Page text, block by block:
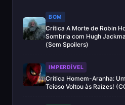
BOM
Crítica A Morte de Robin
Sombria com Hugh
(Sem Spoilers)
IMPERDÍVEL
Crítica Homem-Aranha:
Teioso Voltou às Raízes!